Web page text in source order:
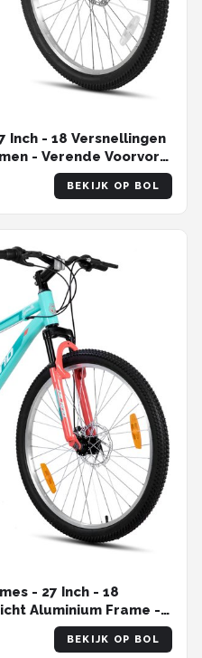
Inch - 18 Versnellingen
- Verende Voorvork
BEKIJK OP BOL
- 27 Inch - 18
Aluminium Frame -
Schijfremmen
BEKIJK OP BOL